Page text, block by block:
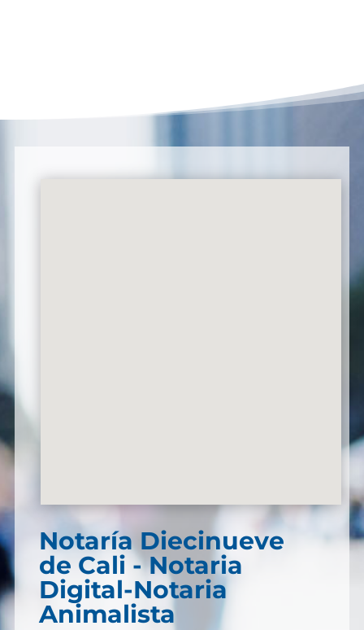
Notaría Diecinueve
de Cali - Notaria
Digital-Notaria
Animalista